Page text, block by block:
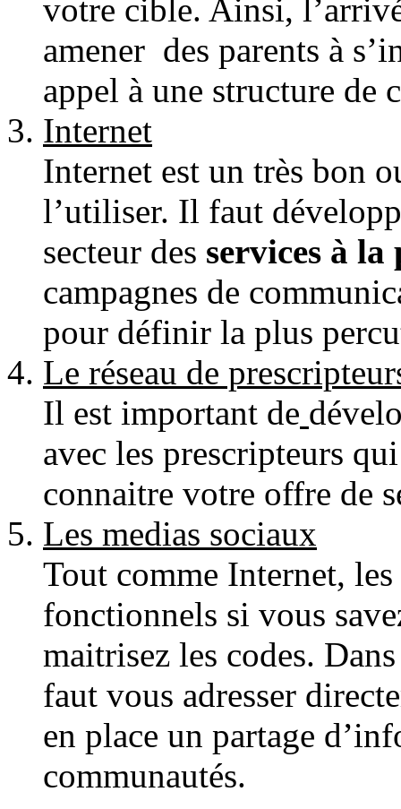
votre cible. Ainsi,
amener des parents à
appel à une structure de
Internet
Internet est un très bon
l’utiliser. Il faut
secteur des services à la
campagnes de
pour définir la plus
Le réseau de
Il est important de
avec les prescripteurs
connaitre votre offre de
Les medias sociaux
Tout comme Internet,
fonctionnels si vous
maitrisez les codes.
faut vous adresser
en place un partage
communautés.